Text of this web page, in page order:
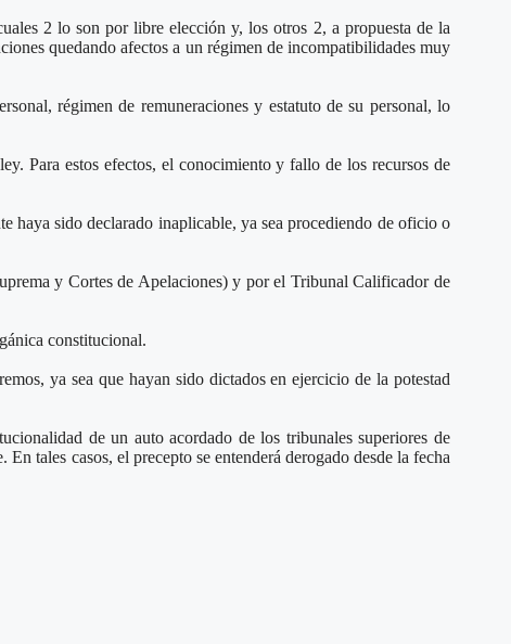
2 lo son por libre elección y, los otros 2, a propuesta de la
quedando afectos a un régimen de incompatibilidades muy
régimen de remuneraciones y estatuto de su personal, lo
Para estos efectos, el conocimiento y fallo de los recursos de
haya sido declarado inaplicable, ya sea procediendo de oficio o
y Cortes de Apelaciones) y por el Tribunal Calificador de
constitucional.
ya sea que hayan sido dictados en ejercicio de la potestad
de un auto acordado de los tribunales superiores de
tales casos, el precepto se entenderá derogado desde la fecha